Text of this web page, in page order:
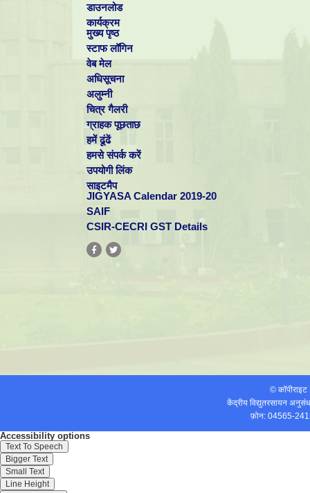
डाउनलोड
कार्यक्रम
मुख्य पृष्ठ
स्टाफ लॉगिन
वेब मेल
अधिसूचना
अलुम्नी
चित्र गैलरी
ग्राहक पूछताछ
हमें ढूंढें
हमसे संपर्क करें
उपयोगी लिंक
साइटमैप
JIGYASA Calendar 2019-20
SAIF
CSIR-CECRI GST Details
©
केंद्रीय विद्युतरसायन
फ़ोन: 04565-
Accessibility options
Text To Speech
Bigger Text
Small Text
Line Height